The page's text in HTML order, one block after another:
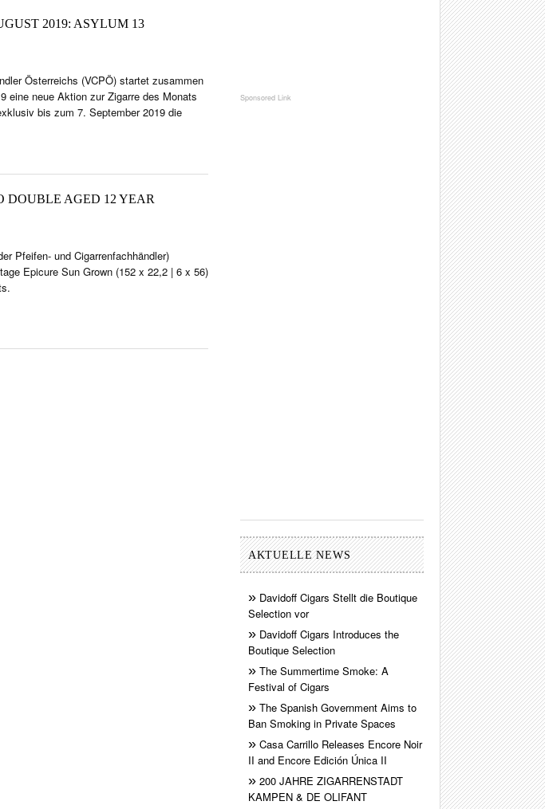
2019: ASYLUM 13
Österreichs (VCPÖ) startet zusammen
eine neue Aktion zur Zigarre des Monats
bis zum 7. September 2019 die
DOUBLE AGED 12 YEAR
Pfeifen- und Cigarrenfachhändler)
Epicure Sun Grown (152 x 22,2 | 6 x 56)
AKTUELLE NEWS
Davidoff Cigars Stellt die Boutique
Selection vor
Davidoff Cigars Introduces the
Boutique Selection
The Summertime Smoke: A
Festival of Cigars
The Spanish Government Aims to
Ban Smoking in Private Spaces
Casa Carrillo Releases Encore Noir
II and Encore Edición Única II
200 JAHRE ZIGARRENSTADT
KAMPEN & DE OLIFANT